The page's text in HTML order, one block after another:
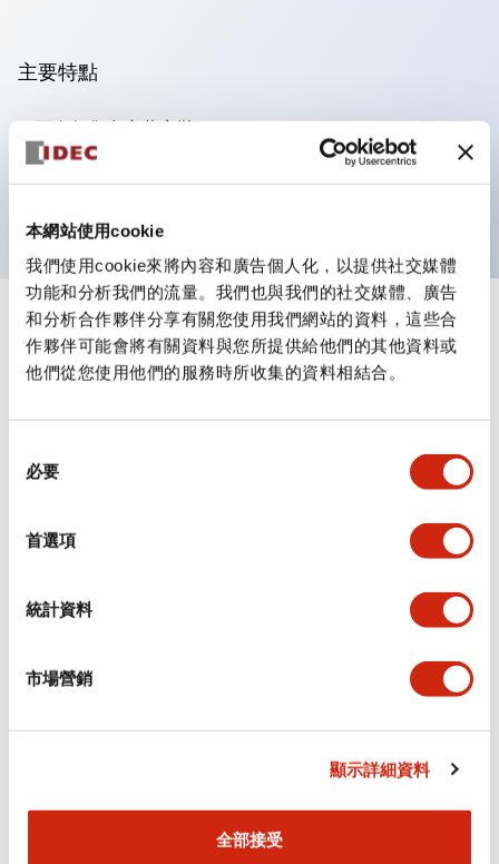
本網站使用cookie
我們使用cookie來將內容和廣告個人化，以提供社交媒體
功能和分析我們的流量。我們也與我們的社交媒體、廣告
和分析合作夥伴分享有關您使用我們網站的資料，這些合
作夥伴可能會將有關資料與您所提供給他們的其他資料或
他們從您使用他們的服務時所收集的資料相結合。
必要
首選項
統計資料
市場營銷
顯示詳細資料
全部接受
主要特點
可進行集合密著安裝
附鎖選擇開關採用高安全性的彈子鎖結構
規格 顯示全部
審美規範
安裝和安裝規範
認證與標準